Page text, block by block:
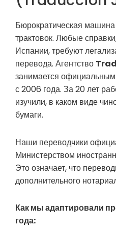
Бюрократическая
трактовок. Любые
Испании, требуют
перевода. Агентство
занимается
с 2006 года. За 20 лет
изучили, в каком виде
бумаги.
Наши переводчики
Министерством
Это означает, что
дополнительного
Как мы адаптировали
года: